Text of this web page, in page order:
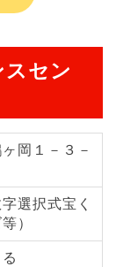
スセン
岡１－３－
選択式宝く
）